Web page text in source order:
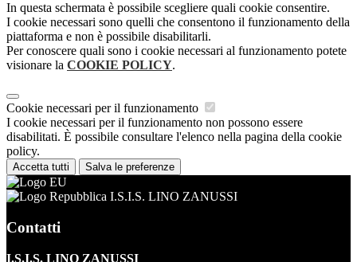
In questa schermata è possibile scegliere quali cookie consentire.
I cookie necessari sono quelli che consentono il funzionamento della
piattaforma e non è possibile disabilitarli.
Per conoscere quali sono i cookie necessari al funzionamento potete
visionare la COOKIE POLICY.
Cookie necessari per il funzionamento
I cookie necessari per il funzionamento non possono essere
disabilitati. È possibile consultare l'elenco nella pagina della cookie
policy.
Accetta tutti Salva le preferenze
I.S.I.S. LINO ZANUSSI
Contatti
I.S.I.S. LINO ZANUSSI